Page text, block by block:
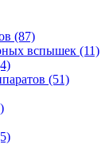
(87)
вспышек (11)
(51)